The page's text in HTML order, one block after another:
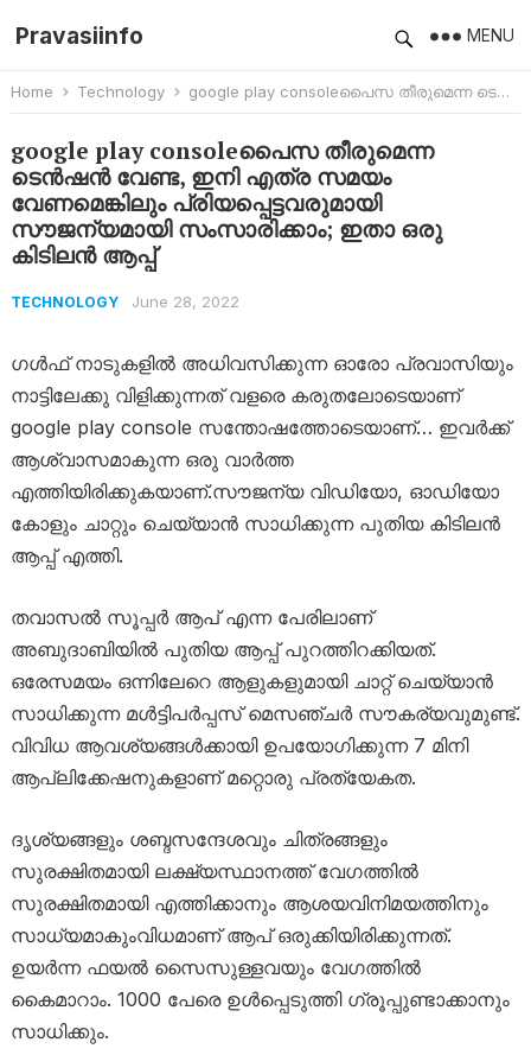
Pravasiinfo MENU
Home Technology google play consoleപൈസ തീരുമെന്ന ടെൻഷൻ വേണ്ട, ഇനി എത്ര സമയം വേണമെങ്കിലും പ്രിയപ്പെട്ടവരുമായി സൗജന്യമായി സംസാരിക്കാം; ഇതാ ഒരു കിടിലൻ ആപ്പ്
google play consoleപൈസ തീരുമെന്ന
ടെൻഷൻ വേണ്ട, ഇനി എത്ര സമയം
വേണമെങ്കിലും പ്രിയപ്പെട്ടവരുമായി
സൗജന്യമായി സംസാരിക്കാം; ഇതാ ഒരു
കിടിലൻ ആപ്പ്
TECHNOLOGY June 28, 2022
ഗൾഫ് നാടുകളിൽ അധിവസിക്കുന്ന ഓരോ പ്രവാസിയും
നാട്ടിലേക്കു വിളിക്കുന്നത് വളരെ കരുതലോടെയാണ്
google play console സന്തോഷത്തോടെയാണ്… ഇവർക്ക്
ആശ്വാസമാകുന്ന ഒരു വാർത്ത
എത്തിയിരിക്കുകയാണ്.സൗജന്യ വിഡിയോ, ഓഡിയോ
കോളും ചാറ്റും ചെയ്യാന്‍ സാധിക്കുന്ന പുതിയ കിടിലൻ
ആപ്പ് എത്തി.
തവാസല്‍ സൂപ്പര്‍ ആപ് എന്ന പേരിലാണ്
അബുദാബിയിൽ പുതിയ ആപ്പ് പുറത്തിറക്കിയത്.
ഒരേസമയം ഒന്നിലേറെ ആളുകളുമായി ചാറ്റ് ചെയ്യാന്‍
സാധിക്കുന്ന മള്‍ട്ടിപര്‍പ്പസ് മെസഞ്ചര്‍ സൗകര്യവുമുണ്ട്.
വിവിധ ആവശ്യങ്ങള്‍ക്കായി ഉപയോഗിക്കുന്ന 7 മിനി
ആപ്ലിക്കേഷനുകളാണ് മറ്റൊരു പ്രത്യേകത.
ദൃശ്യങ്ങളും ശബ്ദസന്ദേശവും ചിത്രങ്ങളും
സുരക്ഷിതമായി ലക്ഷ്യസ്ഥാനത്ത് വേഗത്തില്‍
സുരക്ഷിതമായി എത്തിക്കാനും ആശയവിനിമയത്തിനും
സാധ്യമാകുംവിധമാണ് ആപ് ഒരുക്കിയിരിക്കുന്നത്.
ഉയര്‍ന്ന ഫയല്‍ സൈസുള്ളവയും വേഗത്തില്‍
കൈമാറാം. 1000 പേരെ ഉള്‍പ്പെടുത്തി ഗ്രൂപ്പുണ്ടാക്കാനും
സാധിക്കും.